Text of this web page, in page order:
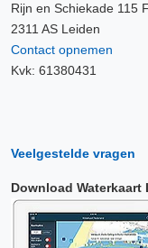
Rijn en Schiekade 115 F
2311 AS Leiden
Contact opnemen
Kvk: 61380431
Veelgestelde vragen
Download Waterkaart